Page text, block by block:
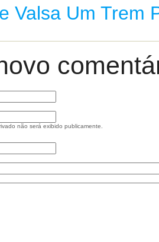
Valsa Um Trem
não será exibido publicamente.